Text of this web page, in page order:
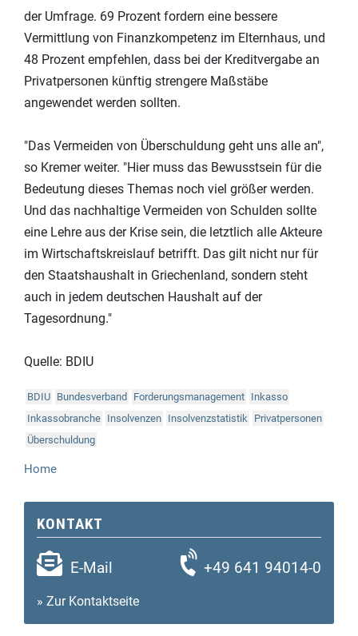
der Umfrage. 69 Prozent fordern eine bessere
Vermittlung von Finanzkompetenz im Elternhaus, und
48 Prozent empfehlen, dass bei der Kreditvergabe an
Privatpersonen künftig strengere Maßstäbe
angewendet werden sollten.
"Das Vermeiden von Überschuldung geht uns alle an",
so Kremer weiter. "Hier muss das Bewusstsein für die
Bedeutung dieses Themas noch viel größer werden.
Und das nachhaltige Vermeiden von Schulden sollte
eine Lehre aus der Krise sein, die letztlich alle Akteure
im Wirtschaftskreislauf betrifft. Das gilt nicht nur für
den Staatshaushalt in Griechenland, sondern steht
auch in jedem deutschen Haushalt auf der
Tagesordnung."
Quelle: BDIU
BDIU Bundesverband Forderungsmanagement Inkasso
Inkassobranche Insolvenzen Insolvenzstatistik Privatpersonen
Überschuldung
Home
KONTAKT
E-Mail +49 641 94014-0
» Zur Kontaktseite